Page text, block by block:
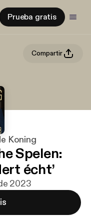
Prueba gratis
Compartir
Koning
Spelen:
écht’
2023